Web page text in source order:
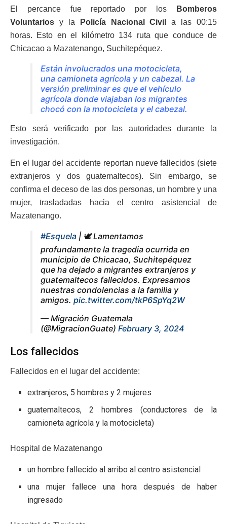
El percance fue reportado por los
Bomberos
Voluntarios y la Policía Nacional Civil
a las 00:15
horas. Esto en el kilómetro 134 ruta que conduce de
Chicacao a Mazatenango, Suchitepéquez.
Están involucrados una motocicleta,
una camioneta agrícola y un cabezal. La
versión preliminar es que el vehículo
agrícola donde viajaban los migrantes
chocó con la motocicleta y el cabezal.
Esto será verificado por las autoridades durante la
investigación.
En el lugar del accidente reportan nueve fallecidos (siete
extranjeros y dos guatemaltecos). Sin embargo, se
confirma el deceso de las dos personas, un hombre y una
mujer, trasladadas hacia el centro asistencial de
Mazatenango.
#Esquela | 🕊 Lamentamos
profundamente la tragedia ocurrida en
municipio de Chicacao, Suchitepéquez
que ha dejado a migrantes extranjeros y
guatemaltecos fallecidos. Expresamos
nuestras condolencias a la familia y
amigos. pic.twitter.com/tkP6SpYq2W
— Migración Guatemala
(@MigracionGuate) February 3, 2024
Los fallecidos
Fallecidos en el lugar del accidente:
extranjeros, 5 hombres y 2 mujeres
guatemaltecos, 2 hombres (conductores de la
camioneta agrícola y la motocicleta)
Hospital de Mazatenango
un hombre fallecido al arribo al centro asistencial
una mujer fallece una hora después de haber
ingresado